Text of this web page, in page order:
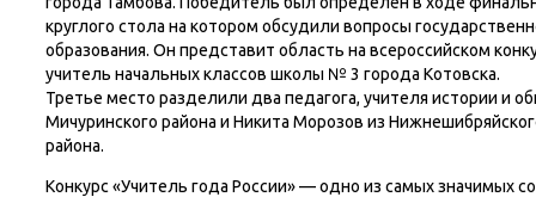
круглого стола на котором обсудили вопросы
образования. Он представит область на всероссийском
учитель начальных классов школы № 3 города Котовска.
Третье место разделили два педагога, учителя истории и
Мичуринского района и Никита Морозов из
района.
Конкурс «Учитель года России» — одно из самых значимых